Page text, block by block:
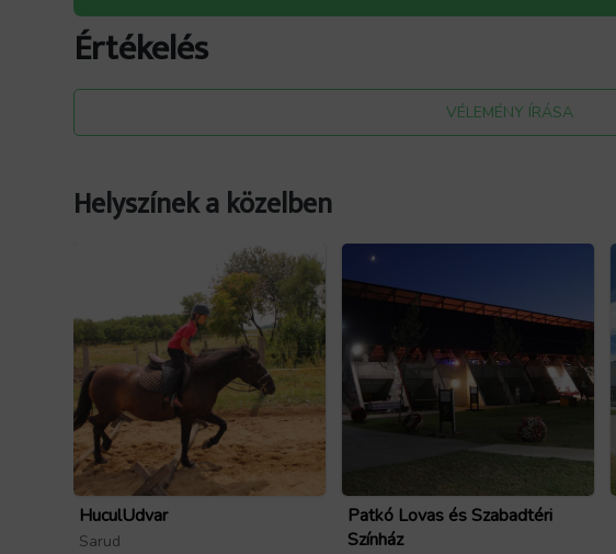
Értékelés
VÉLEMÉNY ÍRÁSA
Helyszínek a közelben
HuculUdvar
Sarud
Patkó Lovas és Szabadtéri
Színház